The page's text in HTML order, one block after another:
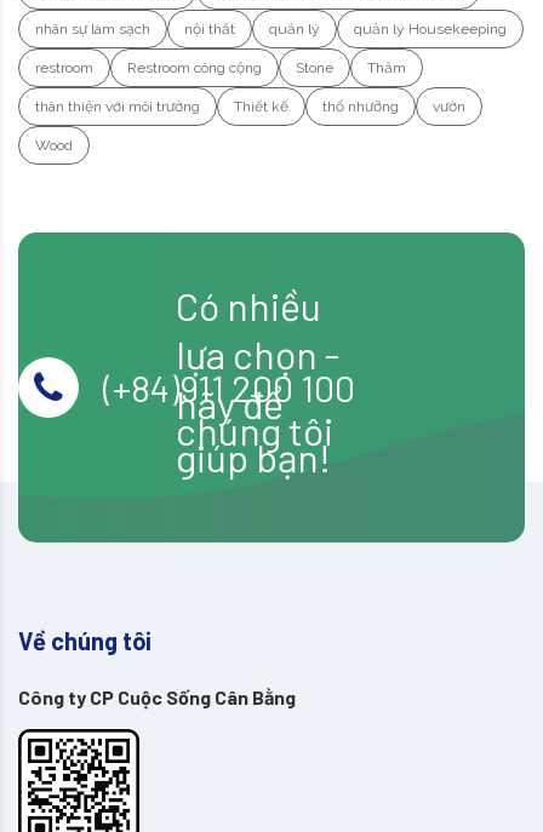
nhân sự làm sạch nội thất quản lý quản lý Housekeeping
restroom Restroom công cộng Stone Thảm
thân thiện với môi trường Thiết kế thổ nhưỡng vườn
Wood
Có nhiều
lựa chọn -
hãy để
chúng tôi
giúp bạn!
(+84)911 200 100
Về chúng tôi
Công ty CP Cuộc Sống Cân Bằng